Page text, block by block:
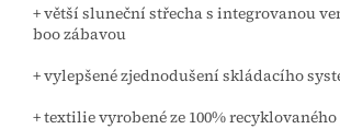
+ větší sluneční střecha s integrovanou
boo zábavou
+ vylepšené zjednodušení skládacího
+ textilie vyrobené ze 100%